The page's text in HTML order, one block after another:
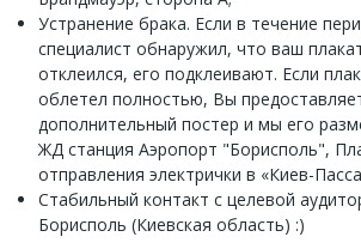
Устранение брака. Если в течение
специалист обнаружил, что ваш
отклеился, его подклеивают. Если
облетел полностью, Вы
дополнительный постер и мы его
ЖД станция Аэропорт "Борисполь",
отправления электрички в «Киев-
Стабильный контакт с целевой
Борисполь (Киевская область) :)